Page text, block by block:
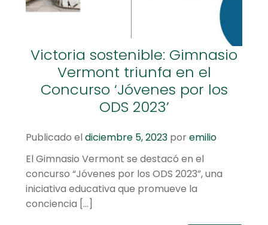
Accesos Rápidos
Expandir
el
Victoria sostenible: Gimnasio
Vermont triunfa en el
Concurso ‘Jóvenes por los
ODS 2023’
Publicado el diciembre 5, 2023 poremilio
El Gimnasio Vermont se destacó en el
concurso “Jóvenes por los ODS 2023”, una
iniciativa educativa que promueve la
conciencia […]